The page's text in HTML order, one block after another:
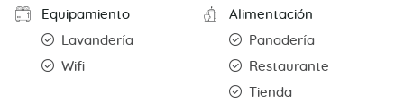
Equipamiento
Lavandería
Wifi
Alimentación
Panadería
Restaurante
Tienda